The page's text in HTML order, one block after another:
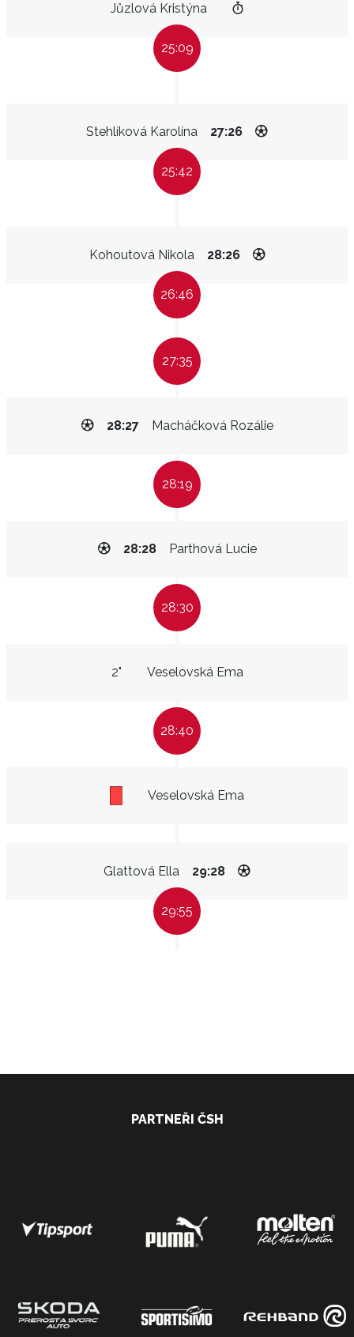
Jůzlová Kristýna
25:09
Stehlíková Karolína 27:26
25:42
Kohoutová Nikola 28:26
26:46
27:35
Macháčková Rozálie
28:27
28:19
Parthová Lucie
28:28
28:30
Veselovská Ema
2"
28:40
Veselovská Ema
Glattová Ella 29:28
29:55
PARTNEŘI ČSH